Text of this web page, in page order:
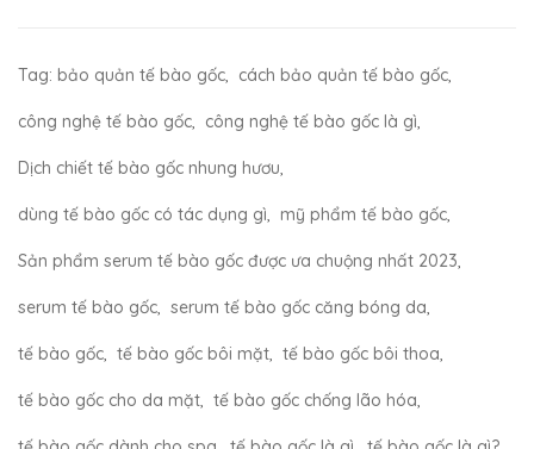
Tag: bảo quản tế bào gốc, cách bảo quản tế bào gốc,
công nghệ tế bào gốc, công nghệ tế bào gốc là gì,
Dịch chiết tế bào gốc nhung hươu,
dùng tế bào gốc có tác dụng gì, mỹ phẩm tế bào gốc,
Sản phẩm serum tế bào gốc được ưa chuộng nhất 2023,
serum tế bào gốc, serum tế bào gốc căng bóng da,
tế bào gốc, tế bào gốc bôi mặt, tế bào gốc bôi thoa,
tế bào gốc cho da mặt, tế bào gốc chống lão hóa,